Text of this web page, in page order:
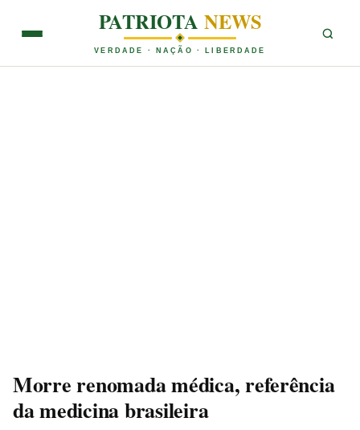
PATRIOTANEWS
VERDADE · NAÇÃO · LIBERDADE
Morre renomada médica, referência
da medicina brasileira